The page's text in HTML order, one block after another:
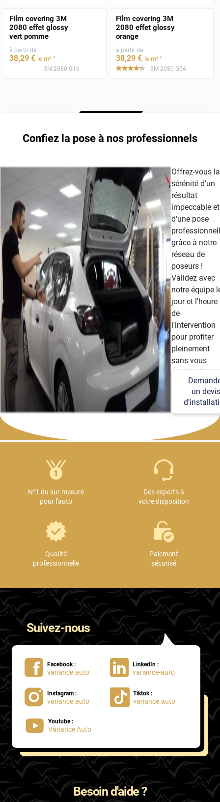
Film covering 3M
2080 effet glossy
vert pomme
à partir de
38,29 € le m² *
3M-2080-G16
Film covering 3M
2080 effet glossy
orange
à partir de
38,29 € le m²*
*****3M-2080-G54
Confiez la pose à nos professionnels
Offrez-vous la
sérénité d'un
résultat
impeccable et
d'une pose
grâce à notre
réseau de
poseurs !
Validez avec
notre équipe
jour et l'heure
de
l'intervention
pour profiter
pleinement
sans vous
soucier des
détails
techniques et
logistiques.
un devis
N°1 du sur mesure
pour l'auto
Des experts à
votre disposition
Qualité
professionnelle
Paiement
sécurisé
Suivez-nous
Facebook :
variance.auto
LinkedIn :
variance-auto
Instagram :
variance.auto
Tiktok :
variance.auto
Youtube :
Variance Auto
Besoin d'aide ?